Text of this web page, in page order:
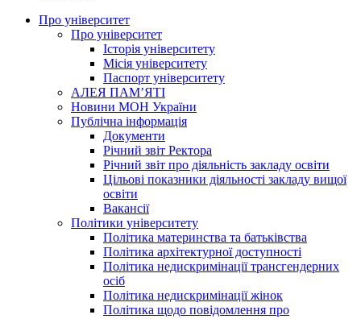
Про університет
Про університет
Історія університету
Місія університету
Паспорт університету
АЛЕЯ ПАМ’ЯТІ
Новини МОН України
Публічна інформація
Документи
Річний звіт Ректора
Річний звіт про діяльність закладу освіти
Цільові показники діяльності закладу вищої
освіти
Вакансії
Політики університету
Політика материнства та батьківства
Політика архітектурної доступності
Політика недискримінації трансгендерних
осіб
Політика недискримінації жінок
Політика щодо повідомлення про